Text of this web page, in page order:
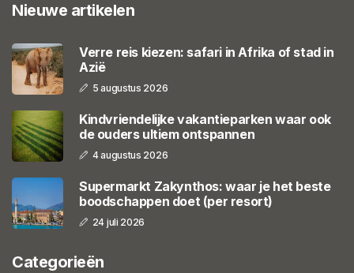
Nieuwe artikelen
Verre reis kiezen: safari in Afrika of stad in
Azië
5 augustus 2026
Kindvriendelijke vakantieparken waar ook
de ouders ultiem ontspannen
4 augustus 2026
Supermarkt Zakynthos: waar je het beste
boodschappen doet (per resort)
24 juli 2026
Categorieën